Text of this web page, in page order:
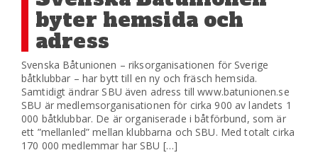
byter hemsida och
adress
Svenska Båtunionen – riksorganisationen för Sverige
båtklubbar – har bytt till en ny och fräsch hemsida.
Samtidigt ändrar SBU även adress till www.batunionen.se
SBU är medlemsorganisationen för cirka 900 av landets 1
000 båtklubbar. De är organiserade i båtförbund, som är
ett ”mellanled” mellan klubbarna och SBU. Med totalt cirka
170 000 medlemmar har SBU […]